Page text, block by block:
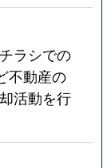
ラシでの
不動産の
活動を行